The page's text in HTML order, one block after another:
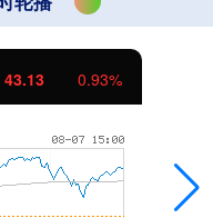
43.13 0.93%